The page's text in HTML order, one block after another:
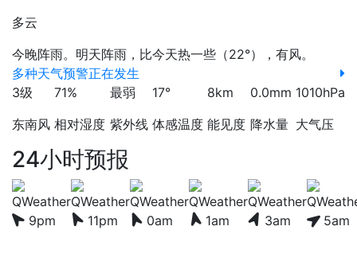
多云
今晚阵雨。明天阵雨，比今天热一些（22°），有风。
多种天气预警正在发生
3级
东南风
71%
相对湿度
最弱
紫外线
17°
体感温度
8km
能见度
0.0mm
降水量
1010hPa
大气压
24小时预报
9pm 11pm 0am 1am 3am 5am